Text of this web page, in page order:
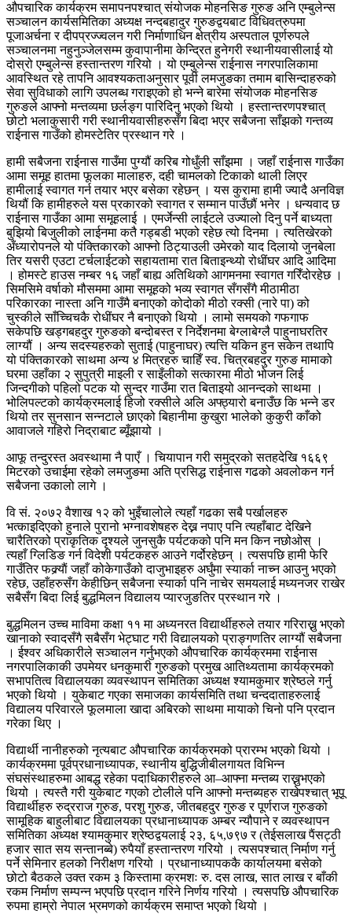
औपचारिक कार्यक्रम समापनपश्चात् संयोजक मोहनसिङ गुरुङ अनि एम्बुलेन्स
सञ्चालन कार्यसमितिका अध्यक्ष नन्दबहादुर गुरुङद्वयबाट विधिवत्रुपमा
पूजाअर्चना र दीपप्रज्ज्वलन गरी निर्माणाधिन क्षेत्रीय अस्पताल पूर्णरुपले
सञ्चालनमा नहुनुञ्जेलसम्म कुवापानीमा केन्द्रित हुनेगरी स्थानीयवासीलाई यो
दोस्रो एम्बुलेन्स हस्तान्तरण गरियो । यो एम्बुलेन्स राईनास नगरपालिकामा
आवस्थित रहे तापनि आवश्यकताअनुसार पूर्वी लमजुङका तमाम बासिन्दाहरुको
सेवा सुविधाको लागि उपलब्ध गराइएको हो भन्ने बारेमा संयोजक मोहनसिङ
गुरुङले आफ्नो मन्तव्यमा छर्लङ्ग पारिदिनु भएको थियो । हस्तान्तरणपश्चात्
छोटो भलाकुसारी गरी स्थानीयवासीहरुसँग बिदा भएर सबैजना साँझको गन्तव्य
राईनास गाउँको होमस्टेतिर प्रस्थान गरे ।
हामी सबैजना राईनास गाउँमा पुग्यौं करिब गोधुँली साँझमा । जहाँ राईनास गाउँका
आमा समूह हातमा फूलका मालाहरु, दही चामलको टिकाको थाली लिएर
हामीलाई स्वागत गर्न तयार भएर बसेका रहेछन् । यस कुरामा हामी ज्यादै अनविज्ञ
थियौं कि हामीहरुले यस प्रकारको स्वागत र सम्मान पाउँछौं भनेर । धन्यवाद छ
राईनास गाउँका आमा समूहलाई । एमर्जेन्सी लाईटले उज्यालो दिनु पर्ने बाध्यता
बुझियो बिजुलीको लाईनमा कतै गड्बडी भएको रहेछ त्यो दिनमा । त्यतिखेरको
अँध्यारोपनले यो पंक्तिकारको आफ्नो ठिट्याउली उमेरको याद दिलायो जुनबेला
तिर यसरी एउटा टर्चलाईटको सहायतामा रात बिताइन्थ्यो रोधींघर आदि आदिमा
। होमस्टे हाउस नम्बर १६ जहाँ बाह्य अतिथिको आगमनमा स्वागत गरिँदोरहेछ ।
सिमसिमे वर्षाको मौसममा आमा समूहको भव्य स्वागत सँगसँगै मीठामीठा
परिकारका नास्ता अनि गाउँमै बनाएको कोदोको मीठो रक्सी (नारे पा) को
चुस्कीले साँच्चिचकै रोधींघर नै बनाएको थियो । लामो समयको गफगाफ
सकेपछि खड्गबहदुर गुरुङको बन्दोबस्त र निर्देशनमा बेग्लाबेग्लै पाहुनाघरतिर
लाग्यौं । अन्य सदस्यहरुको सुताई (पाहुनाघर) त्यत्ति यकिन हुन सकेन तथापि
यो पंक्तिकारको साथमा अन्य ४ मित्रहरु चाहिँ स्व. चित्रबहदुर गुरुङ मामाको
घरमा उहाँका २ सुपुत्री माइली र साइँलीको सत्कारमा मीठो भोजन लिई
जिन्दगीको पहिलो पटक यो सुन्दर गाउँमा रात बिताइयो आनन्दको साथमा ।
भोलिपल्टको कार्यक्रमलाई हिजो रक्सीले अलि अफ्ठ्यारो बनाउँछ कि भन्ने डर
थियो तर सुनसान सन्नटाले छाएको बिहानीमा कुखुरा भालेको कुकुरी काँको
आवाजले गहिरो निद्राबाट ब्यूँझायो ।
आफू तन्दुरस्त अवस्थामा नै पाएँ । चियापान गरी समुद्रको सतहदेखि १६६९
मिटरको उचाईमा रहेको लमजुङमा अति प्रसिद्ध राईनास गढको अवलोकन गर्न
सबैजना उकालो लागे ।
वि सं. २०७२ वैशाख १२ को भुइँचालोले त्यहाँ गढका सबै पर्खालहरु
भत्काइदिएको हुनाले पुरानो भग्नावशेषहरु देख्न नपाए पनि त्यहाँबाट देखिने
चारैतिरको प्राकृतिक दृश्यले जुनसुकै पर्यटकको पनि मन किन नछोओस् ।
त्यहाँ ग्लिडिङ गर्न विदेशी पर्यटकहरु आउने गर्दोरहेछन् । त्यसपछि हामी फेरि
गाउँतिर फक्र्याैं जहाँ कोकेगाउँको दाजुभाइहरु अर्घुंमा स्यार्का नाच्न आउनु भएको
रहेछ, उहाँहरुसँग केहीछिन् सबैजना स्यार्का पनि नाचेर समयलाई मध्यनजर राखेर
सबैसँग बिदा लिई बुद्धमिलन विद्यालय प्यारजुङतिर प्रस्थान गरे ।
बुद्धमिलन उच्च माविमा कक्षा ११ मा अध्यनरत विद्यार्थीहरुले तयार गरिराख्नु भएको
खानाको स्वादसँगै सबैसँग भेट्घाट गरी विद्यालयको प्राङ्गणतिर लाग्यौं सबैजना
। ईश्वर अधिकारीले सञ्चालन गर्नुभएको औपचारिक कार्यक्रममा राईनास
नगरपालिकाकी उपमेयर धनकुमारी गुरुङको प्रमुख आतिथ्यतामा कार्यक्रमको
सभापतित्व विद्यालयका व्यवस्थापन समितिका अध्यक्ष श्यामकुमार श्रेष्ठले गर्नु
भएको थियो । युकेबाट गएका समाजका कार्यसमिति तथा चन्ददाताहरुलाई
विद्यालय परिवारले फूलमाला खादा अबिरको साथमा मायाको चिनो पनि प्रदान
गरेका थिए ।
विद्यार्थी नानीहरुको नृत्यबाट औपचारिक कार्यक्रमको प्रारम्भ भएको थियो ।
कार्यक्रममा पूर्वप्रधानाध्यापक, स्थानीय बुद्धिजीबीलगायत विभिन्न
संघसंस्थाहरुमा आबद्ध रहेका पदाधिकारीहरुले आ–आफ्ना मन्तब्य राख्नुभएको
थियो । त्यस्तै गरी युकेबाट गएको टोलीले पनि आफ्नो मन्तब्यहरु राखेपश्चात् भूपू
विद्यार्थीहरु रुद्रराज गुरुङ, परशु गुरुङ, जीतबहदुर गुरुङ र पूर्णराज गुरुङको
सामूहिक बाहुलीबाट विद्यालयका प्रधानाध्यापक अम्बर न्यौपाने र व्यवस्थापन
समितिका अध्यक्ष श्यामकुमार श्रेष्ठद्वयलाई २३, ६५,७९७ र (तेईसलाख पैंसट्ठी
हजार सात सय सन्तानब्बे) रुपैयाँ हस्तान्तरण गरियो । त्यसपश्चात् निर्माण गर्नु
पर्ने सेमिनार हलको निरीक्षण गरियो । प्रधानाध्यापककै कार्यालयमा बसेको
छोटो बैठकले उक्त रकम ३ किस्तामा क्रमशः रु. दस लाख, सात लाख र बाँकी
रकम निर्माण सम्पन्न भएपछि प्रदान गरिने निर्णय गरियो । त्यसपछि औपचारिक
रुपमा हाम्रो नेपाल भ्रमणको कार्यक्रम समाप्त भएको थियो ।